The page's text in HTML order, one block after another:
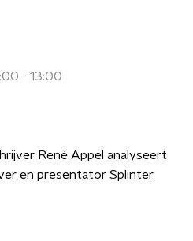
- 13:00
René Appel analyseert
en presentator Splinter